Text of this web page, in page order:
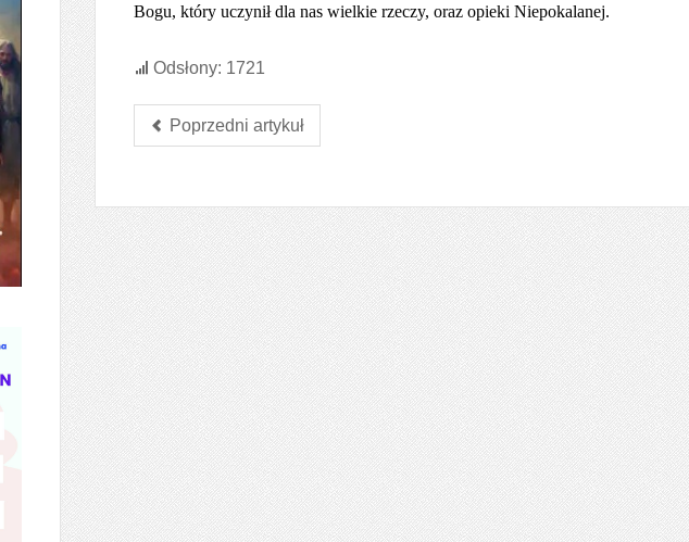
Bogu, który uczynił dla nas wielkie rzeczy, oraz opieki Niepokalanej.
Odsłony: 1721
Poprzedni artykuł